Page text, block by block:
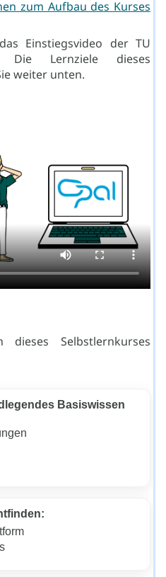
zum Aufbau des Kurses
Einstiegsvideo der TU
Die Lernziele dieses
weiter unten.
dieses Selbstlernkurses
Basiswissen